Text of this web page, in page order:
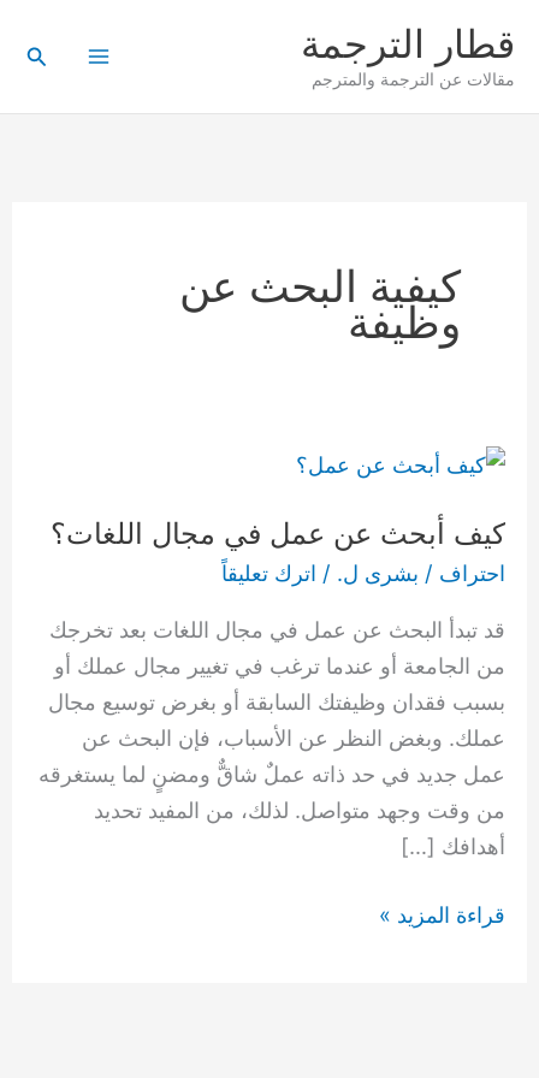
إلى
المحتوى
قطار الترجمة
مقالات عن الترجمة والمترجم
كيفية البحث عن
وظيفة
كيف أبحث عن عمل في مجال اللغات؟
احتراف / بشرى ل. / اترك تعليقاً
قد تبدأ البحث عن عمل في مجال اللغات بعد تخرجك
من الجامعة أو عندما ترغب في تغيير مجال عملك أو
بسبب فقدان وظيفتك السابقة أو بغرض توسيع مجال
عملك. وبغض النظر عن الأسباب، فإن البحث عن
عمل جديد في حد ذاته عملٌ شاقٌّ ومضنٍ لما يستغرقه
من وقت وجهد متواصل. لذلك، من المفيد تحديد
أهدافك […]
كيف
عن
عمل
مجال
اللغات؟
قراءة المزيد »